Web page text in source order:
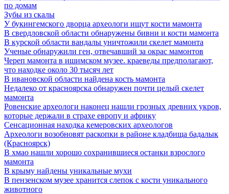
по домам
Зубы из скалы
У букингемского дворца археологи ищут кости мамонта
В свердловской области обнаружены бивни и кости мамонта
В курской области вандалы уничтожили скелет мамонта
Ученые обнаружили ген, отвечавший за окрас мамонтов
Череп мамонта в ишимском музее. краеведы предполагают,
что находке около 30 тысяч лет
В ивановской области найдена кость мамонта
Недалеко от красноярска обнаружен почти целый скелет
мамонта
Ровенские археологи наконец нашли грозных древних укров,
которые держали в страхе европу и африку
Сенсационная находка кемеровских археологов
Археологи возобновят раскопки в районе кладбища бадалык
(Красноярск)
В хмао нашли хорошо сохранившиеся останки взрослого
мамонта
В крыму найдены уникальные мухи
В пензенском музее хранится слепок с кости уникального
животного